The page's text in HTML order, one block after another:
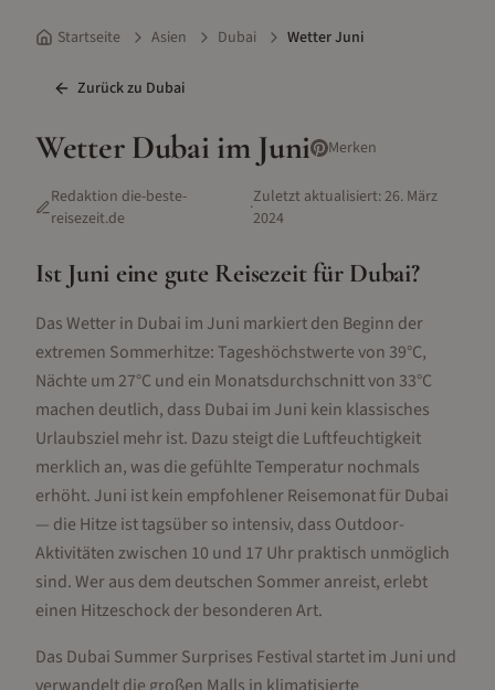
Startseite Asien Dubai Wetter Juni
Zurück zu Dubai
WetterDubai imJuni Merken
Redaktion die-beste-
reisezeit.de
·Zuletzt aktualisiert:26. März
2024
Ist Juni eine gute Reisezeit für Dubai?
Das Wetter in Dubai im Juni markiert den Beginn der
extremen Sommerhitze: Tageshöchstwerte von 39°C,
Nächte um 27°C und ein Monatsdurchschnitt von 33°C
machen deutlich, dass Dubai im Juni kein klassisches
Urlaubsziel mehr ist. Dazu steigt die Luftfeuchtigkeit
merklich an, was die gefühlte Temperatur nochmals
erhöht. Juni ist kein empfohlener Reisemonat für Dubai
— die Hitze ist tagsüber so intensiv, dass Outdoor-
Aktivitäten zwischen 10 und 17 Uhr praktisch unmöglich
sind. Wer aus dem deutschen Sommer anreist, erlebt
einen Hitzeschock der besonderen Art.
Das Dubai Summer Surprises Festival startet im Juni und